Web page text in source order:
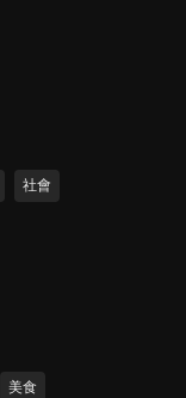
社會
美食